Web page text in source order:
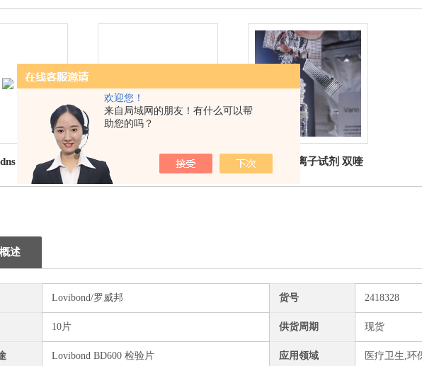
欢迎您！
来自局域网的朋友！有什么可以帮
助您的吗？
AF 氟化物
罗威邦
530840罗威邦 硝酸盐粉
末试剂 M261
530300铜离子试剂 双喹
啉 vario 罗威邦Lovibond
述
Lovibond/罗威邦 货号 2418328
10片 供货周期 现货
Lovibond BD600 检验片 应用领域 医疗卫生,环